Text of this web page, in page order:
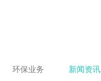
环保业务 新闻资讯